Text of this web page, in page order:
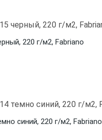
220 г/м2, Fabriano
синий, 220 г/м2, Fabriano